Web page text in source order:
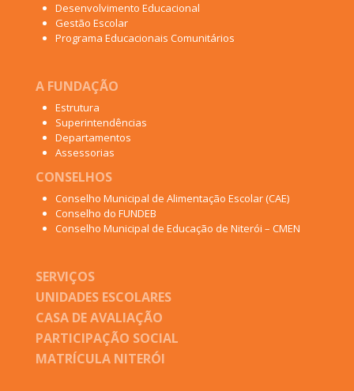
Desenvolvimento Educacional
Gestão Escolar
Programa Educacionais Comunitários
A FUNDAÇÃO
Estrutura
Superintendências
Departamentos
Assessorias
CONSELHOS
Conselho Municipal de Alimentação Escolar (CAE)
Conselho do FUNDEB
Conselho Municipal de Educação de Niterói – CMEN
SERVIÇOS
UNIDADES ESCOLARES
CASA DE AVALIAÇÃO
PARTICIPAÇÃO SOCIAL
MATRÍCULA NITERÓI